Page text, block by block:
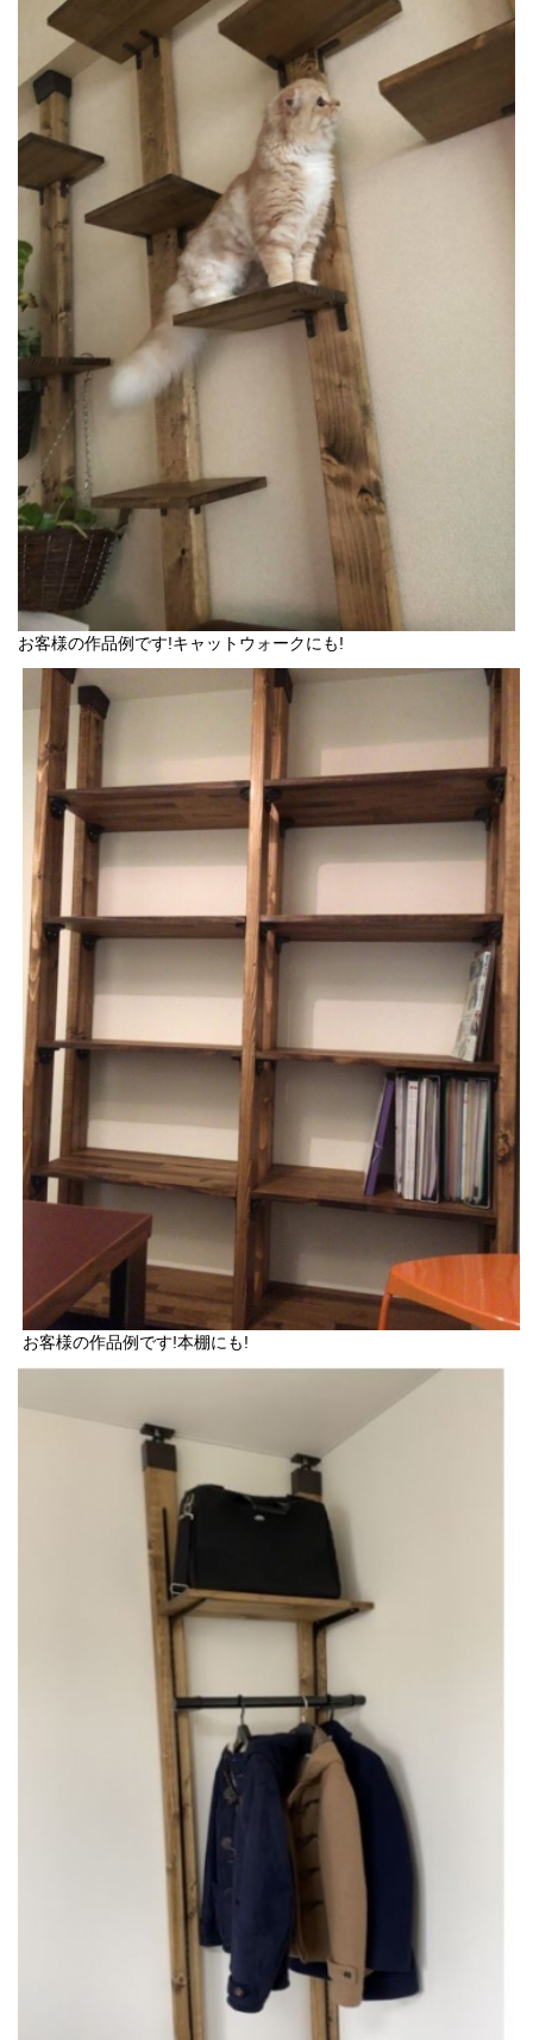
お客様の作品例です!キャットウォークにも!
お客様の作品例です!本棚にも!